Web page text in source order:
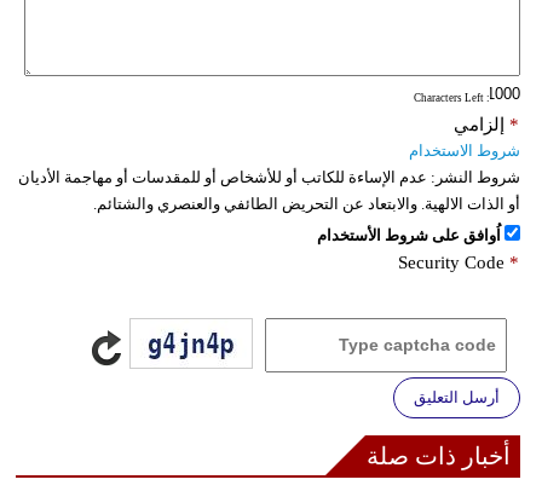
: Characters Left
إلزامي *
شروط الاستخدام
شروط النشر: عدم الإساءة للكاتب أو للأشخاص أو للمقدسات أو مهاجمة الأديان
أو الذات الالهية. والابتعاد عن التحريض الطائفي والعنصري والشتائم.
اُوافق على شروط الأستخدام
Security Code *
أرسل التعليق
أخبار ذات صلة